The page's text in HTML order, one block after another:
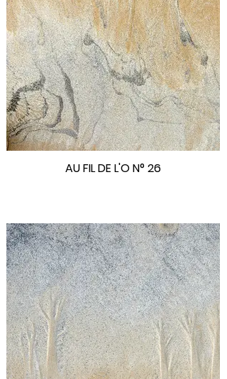
AU FIL DE L'O N° 26